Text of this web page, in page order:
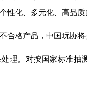
性化、多元化、高品质
合格产品，中国玩协将
处理。对按国家标准